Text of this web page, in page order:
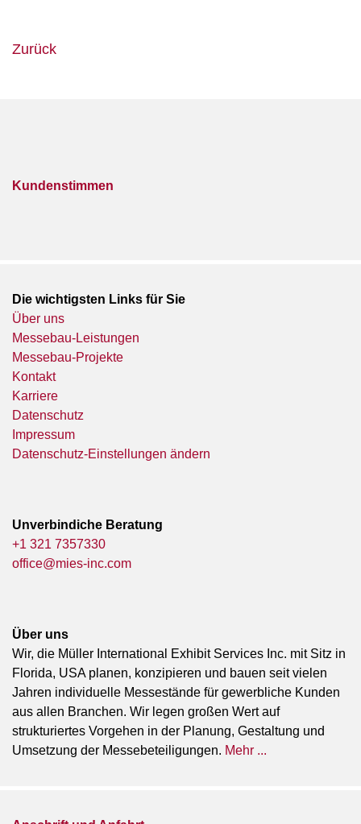
Zurück
Kundenstimmen
Die wichtigsten Links für Sie
Über uns
Messebau-Leistungen
Messebau-Projekte
Kontakt
Karriere
Datenschutz
Impressum
Datenschutz-Einstellungen ändern
Unverbindiche Beratung
+1 321 7357330
office@mies-inc.com
Über uns
Wir, die Müller International Exhibit Services Inc. mit Sitz in
Florida, USA planen, konzipieren und bauen seit vielen
Jahren individuelle Messestände für gewerbliche Kunden
aus allen Branchen. Wir legen großen Wert auf
strukturiertes Vorgehen in der Planung, Gestaltung und
Umsetzung der Messebeteiligungen. Mehr ...